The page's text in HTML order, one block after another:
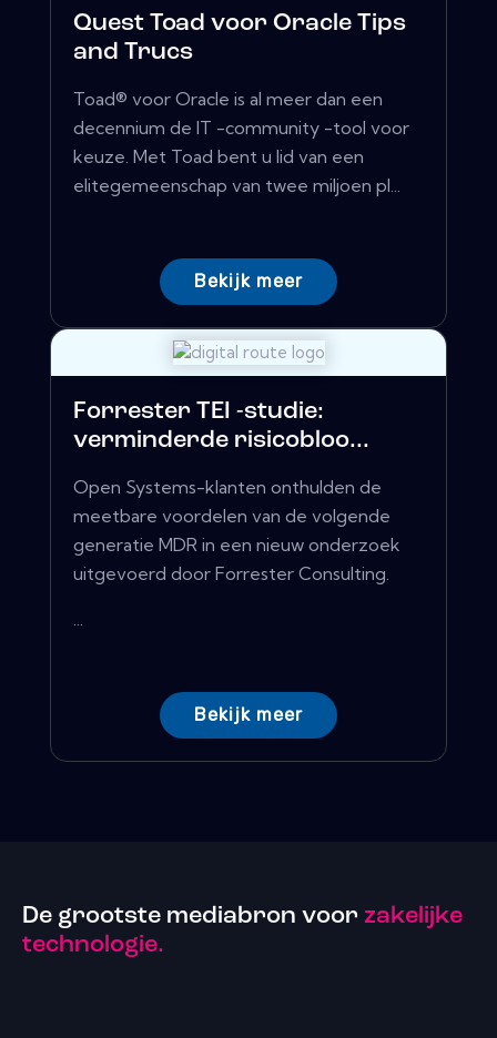
Quest Toad voor Oracle Tips
and Trucs
Toad® voor Oracle is al meer dan een
decennium de IT -community -tool voor
keuze. Met Toad bent u lid van een
elitegemeenschap van twee miljoen pl...
Bekijk meer
Forrester TEI -studie:
verminderde risicobloo...
Open Systems-klanten onthulden de
meetbare voordelen van de volgende
generatie MDR in een nieuw onderzoek
uitgevoerd door Forrester Consulting.
...
Bekijk meer
De grootste mediabron voor zakelijke
technologie.